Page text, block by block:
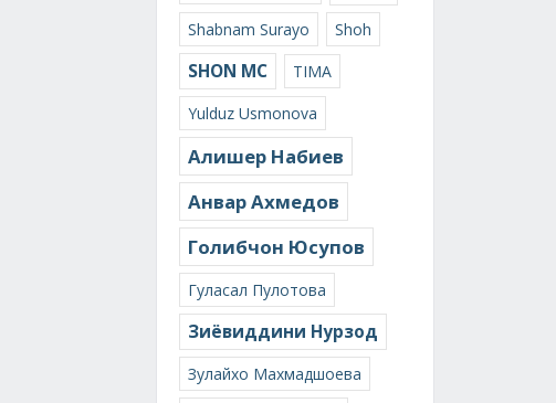
Shabnam Surayo Shoh
SHON MC
TIMA
Yulduz Usmonova
Алишер Набиев
Анвар Ахмедов
Голибчон Юсупов
Гуласал Пулотова
Зиёвиддини Нурзод
Зулайхо Махмадшоева